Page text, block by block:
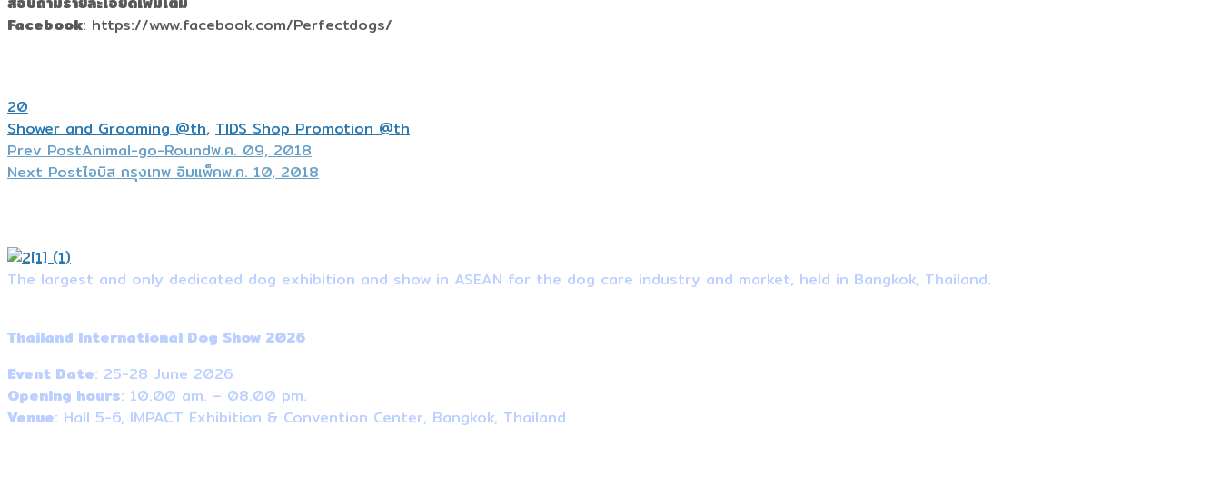
Facebook: https://www.facebook.com/Perfectdogs/
20
Shower and Grooming @th, TIDS Shop Promotion @th
Prev PostAnimal-go-Roundพ.ค. 09, 2018
Next Postไอบิส กรุงเทพ อิมแพ็คพ.ค. 10, 2018
The largest and only dedicated dog exhibition and show in ASEAN for the dog care industry and market, held in Bangkok, Thailand.
Thailand International Dog Show 2026
Event Date: 25-28 June 2026
Opening hours: 10.00 am. – 08.00 pm.
Venue: Hall 5-6, IMPACT Exhibition & Convention Center, Bangkok, Thailand